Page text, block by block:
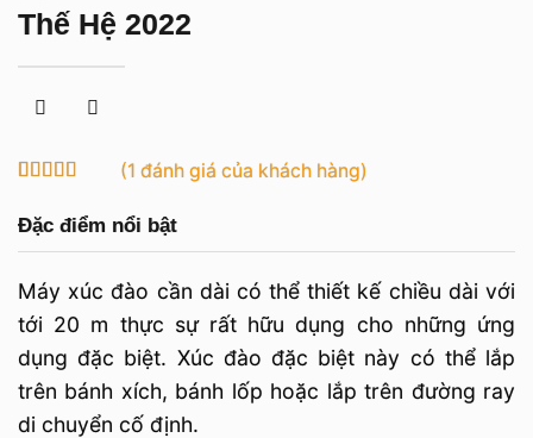
Thế Hệ 2022
trênđánh
giá
(1 đánh giá của khách hàng)
Đặc điểm nổi bật
Máy xúc đào cần dài có thể thiết kế chiều dài với
tới 20 m thực sự rất hữu dụng cho những ứng
dụng đặc biệt. Xúc đào đặc biệt này có thể lắp
trên bánh xích, bánh lốp hoặc lắp trên đường ray
di chuyển cố định.